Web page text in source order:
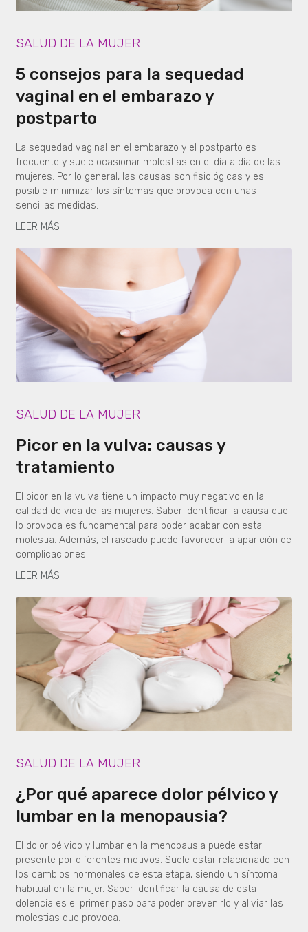
SALUD DE LA MUJER
5 consejos para la sequedad
vaginal en el embarazo y
postparto
La sequedad vaginal en el embarazo y el postparto es
frecuente y suele ocasionar molestias en el día a día de las
mujeres. Por lo general, las causas son fisiológicas y es
posible minimizar los síntomas que provoca con unas
sencillas medidas.
LEER MÁS
SALUD DE LA MUJER
Picor en la vulva: causas y
tratamiento
El picor en la vulva tiene un impacto muy negativo en la
calidad de vida de las mujeres. Saber identificar la causa que
lo provoca es fundamental para poder acabar con esta
molestia. Además, el rascado puede favorecer la aparición de
complicaciones.
LEER MÁS
SALUD DE LA MUJER
¿Por qué aparece dolor pélvico y
lumbar en la menopausia?
El dolor pélvico y lumbar en la menopausia puede estar
presente por diferentes motivos. Suele estar relacionado con
los cambios hormonales de esta etapa, siendo un síntoma
habitual en la mujer. Saber identificar la causa de esta
dolencia es el primer paso para poder prevenirlo y aliviar las
molestias que provoca.